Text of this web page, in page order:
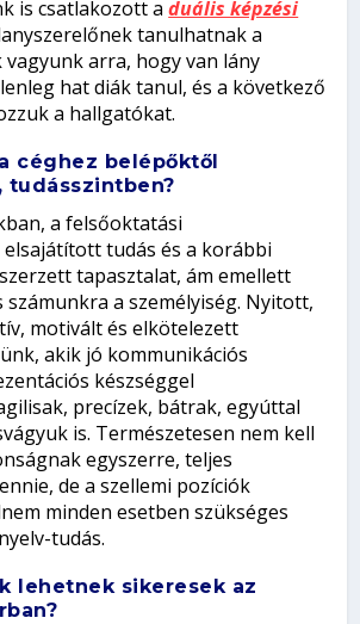
is csatlakozott aduális képzési
tanulhatnak a
arra, hogy van lány
hat diák tanul, és a következő
a hallgatókat.
céghez belépőktől
tudásszintben?
a felsőoktatási
tudás és a korábbi
tapasztalat, ám emellett
számunkra a személyiség. Nyitott,
motivált és elkötelezett
akik jó kommunikációs
készséggel
precízek, bátrak, egyúttal
is. Természetesen nem kell
egyszerre, teljes
de a szellemi pozíciók
minden esetben szükséges
tudás.
lehetnek sikeresek az